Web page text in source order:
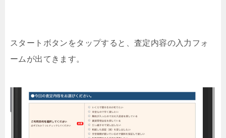
スタートボタンをタップすると、査定内容の入力フォ
ームが出てきます。